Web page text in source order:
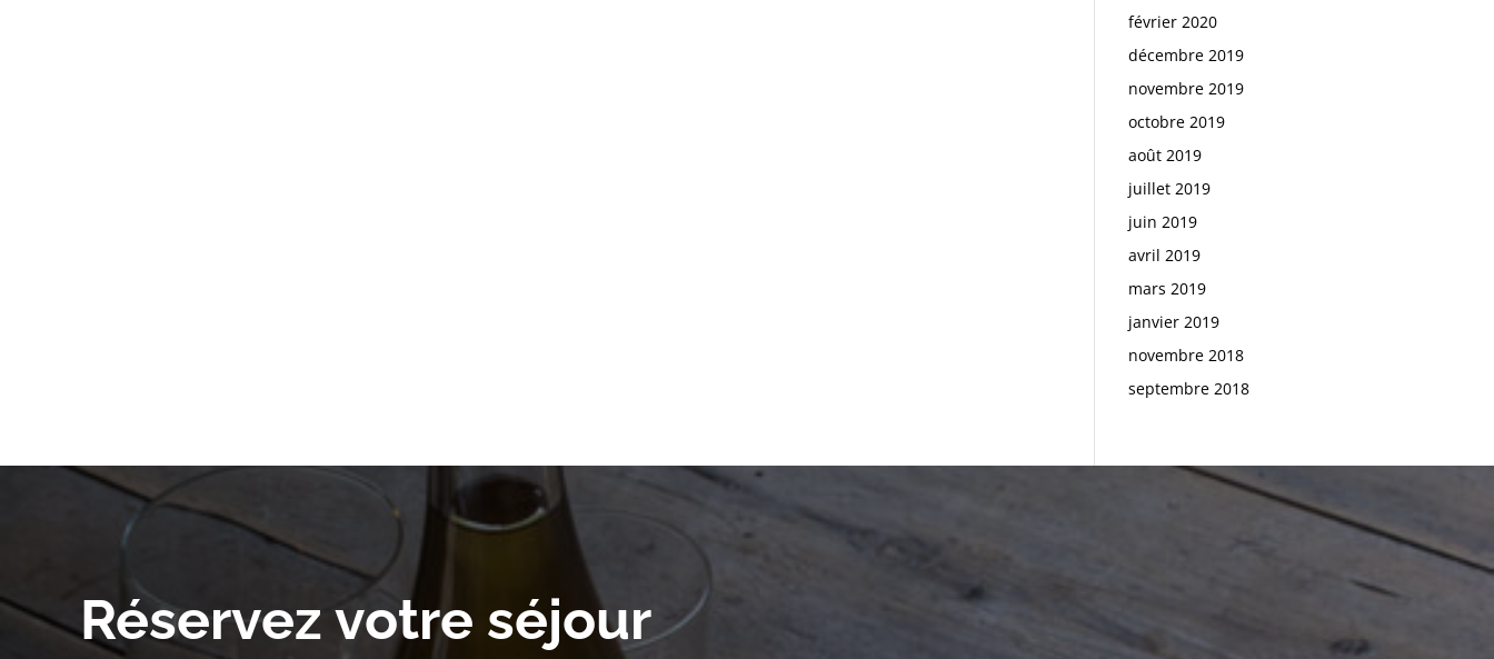
février 2020
décembre 2019
novembre 2019
octobre 2019
août 2019
juillet 2019
juin 2019
avril 2019
mars 2019
janvier 2019
novembre 2018
septembre 2018
Réservez votre séjour